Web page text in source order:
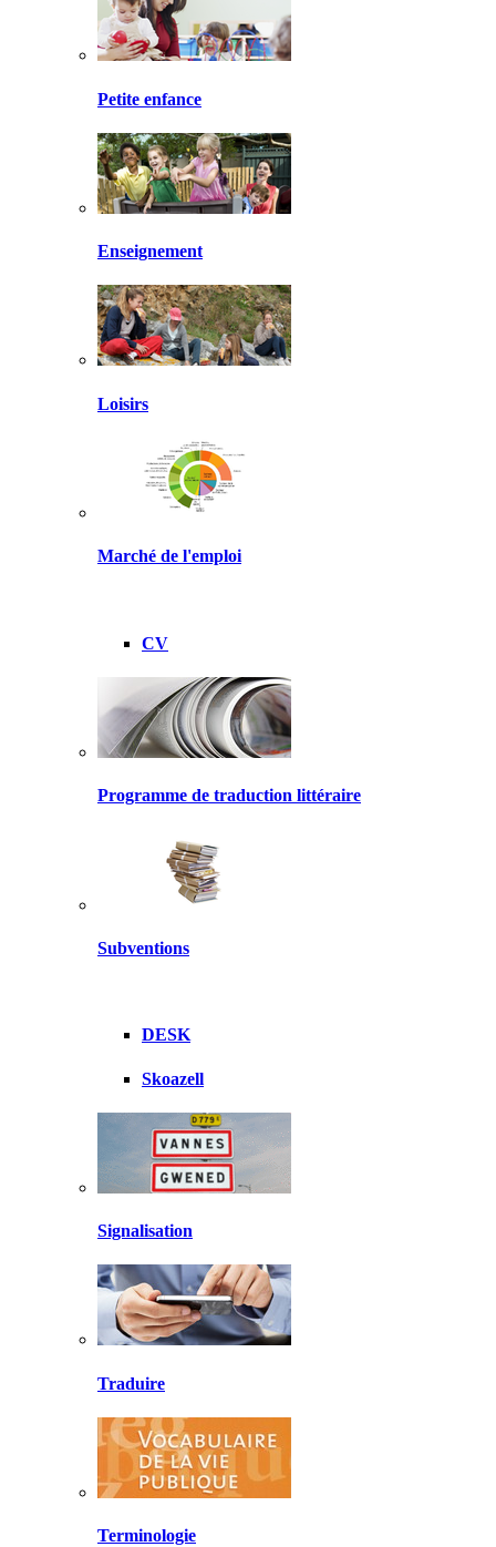
Petite enfance
Enseignement
Loisirs
Marché de l'emploi
CV
Programme de traduction littéraire
Subventions
DESK
Skoazell
Signalisation
Traduire
Terminologie